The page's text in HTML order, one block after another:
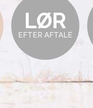
LØR
EFTER AFTALE